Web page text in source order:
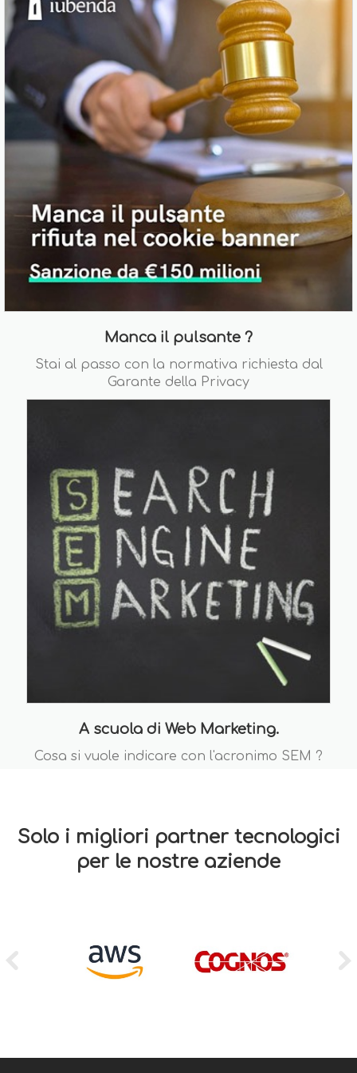
Manca il pulsante ?
Stai al passo con la normativa richiesta dal
Garante della Privacy
A scuola di Web Marketing.
Cosa si vuole indicare con l'acronimo SEM ?
Solo i migliori partner tecnologici
per le nostre aziende